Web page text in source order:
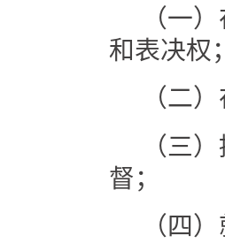
（一
和表决权
（二
（三
督；
（四